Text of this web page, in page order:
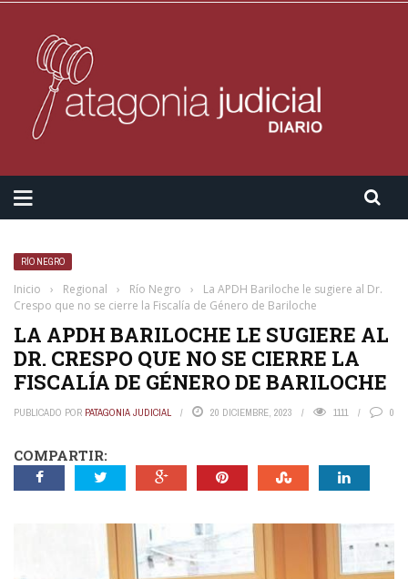
RÍO NEGRO
Inicio › Regional › Río Negro ›
La APDH Bariloche le sugiere al Dr.
Crespo que no se cierre la Fiscalía de Género de Bariloche
LA APDH BARILOCHE LE SUGIERE AL
DR. CRESPO QUE NO SE CIERRE LA
FISCALÍA DE GÉNERO DE BARILOCHE
PUBLICADO POR PATAGONIA JUDICIAL 20 DICIEMBRE, 2023 1111 0
COMPARTIR: